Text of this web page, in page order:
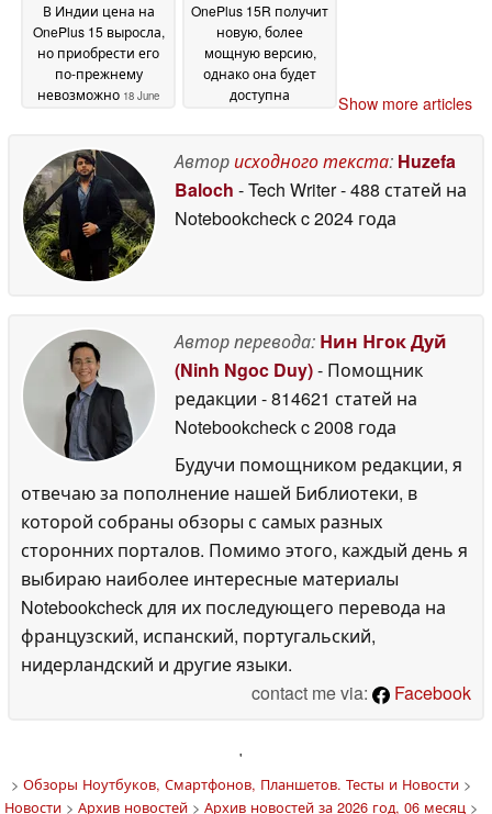
В Индии цена на
OnePlus 15 выросла,
но приобрести его
по-прежнему
невозможно 18 June
OnePlus 15R получит
новую, более
мощную версию,
однако она будет
доступна
Show more articles
Авторисходного текста: Huzefa
Baloch - Tech Writer- 488 статей на
Notebookcheckc 2024 года
Автор перевода: Нин Нгок Дуй
(Ninh Ngoc Duy)- Помощник
редакции - 814621 статей на
Notebookcheckc 2008 года
Будучи помощником редакции, я
отвечаю за пополнение нашей Библиотеки, в
которой собраны обзоры с самых разных
сторонних порталов. Помимо этого, каждый день я
выбираю наиболее интересные материалы
Notebookcheck для их последующего перевода на
французский, испанский, португальский,
нидерландский и другие языки.
contact me via:
Facebook
'
> Обзоры Ноутбуков, Смартфонов, Планшетов. Тесты и Новости>
Новости> Архив новостей> Архив новостей за 2026 год, 06 месяц>